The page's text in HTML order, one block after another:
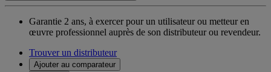
Garantie 2 ans, à exercer pour un utilisateur ou metteur en
œuvre professionnel auprès de son distributeur ou revendeur.
Trouver un distributeur
Ajouter au comparateur